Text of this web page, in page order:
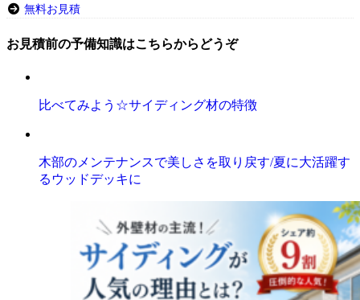
無料お見積
お見積前の予備知識はこちらからどうぞ
比べてみよう☆サイディング材の特徴
木部のメンテナンスで美しさを取り戻す/夏に大活躍す
るウッドデッキに